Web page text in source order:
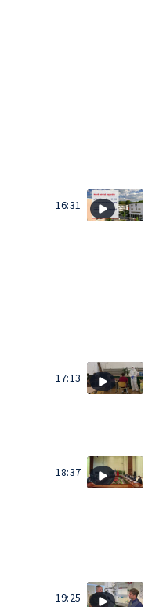
16:31
17:13
18:37
19:25